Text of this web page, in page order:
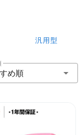
汎用型
め順